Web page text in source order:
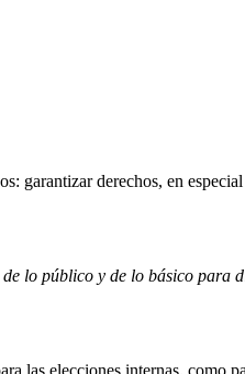
garantizar derechos, en
lo público y de lo básico para
las elecciones internas, como